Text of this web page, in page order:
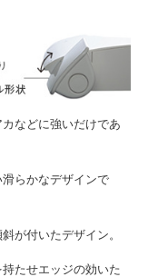
などに強いだけであ
らかなデザインで
が付いたデザイン。
たせエッジの効いた